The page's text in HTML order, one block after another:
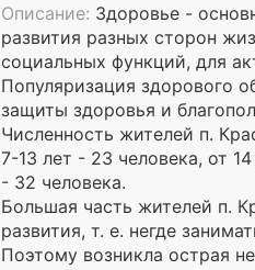
Описание: Здоровье -
развития разных сторон
социальных функций, для
Популяризация здорового
защиты здоровья и
Численность жителей п.
7-13 лет - 23 человека, от
- 32 человека.
Большая часть жителей п.
развития, т. е. негде
Поэтому возникла острая